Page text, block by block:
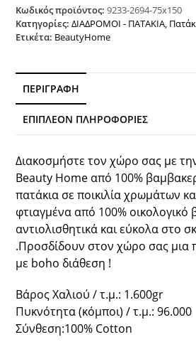
Κωδικός προϊόντος:9233-2694-75x150
Κατηγορίες:ΔΙΑΔΡΟΜΟΙ - ΠΑΤΑΚΙΑ,
Ετικέτα: BeautyHome
ΠΕΡΙΓΡΑΦΉ
ΕΠΙΠΛΈΟΝ ΠΛΗΡΟΦΟΡΊΕΣ
Διακοσμήστε τον χώρο σας με
Beauty Home από 100%
πατάκια σε ποικιλία χρωμάτων
φτιαγμένα από 100% οικολογικό
αντιολισθητικά και εύκολα στο
.Προσδίδουν στον χώρο σας μια
με boho διάθεση !
Βάρος Χαλιού / τ.μ.: 1.600gr
Πυκνότητα (κόμποι) / τ.μ.: 96.000
Σύνθεση:100% Cotton